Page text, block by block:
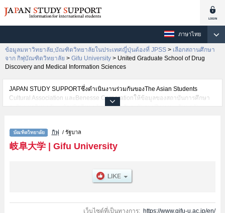
ภาษาไทย
ข้อมูลมหาวิทยาลัย,บัณฑิตวิทยาลัยในประเทศญี่ปุ่นต้องที่ JPSS > เลือกสถานศึกษา
จาก กิฟุบัณฑิตวิทยาลัย > Gifu University > United Graduate School of Drug
Discovery and Medical Information Sciences
JAPAN STUDY SUPPORTซึ่งดำเนินงานร่วมกันของThe Asian Students
Cultural Association และBenesse Corporationให้ข้อมูลของสถาบันการศึกษา
ระดับมหาวิทยาลัย・บัณฑิตวิทยาลัย・วิทยาลัยระดับอนุปริญญา・วิทยาลัย
เช่นGraduate School of EducationหรือGraduate School of
MedicineหรือGraduate School of EngineeringหรือThe United Graduate
School of Agricultural Science, Gifu UniversityหรือJoint Graduate School of
Graduate School of Drug Discovery and Medical Information
SciencesหรือGraduate School of Natural Science and Technology
ทางเป็นต้นไว้ด้วยดังนั้นขอเชิญใช้บริการค้นหาข้อมูลตามอัธยาศัย
กิฟุ / รัฐบาล
岐阜大学| Gifu University
เว็บไซต์ที่เป็นทางการ: https://www.gifu-u.ac.jp/en/